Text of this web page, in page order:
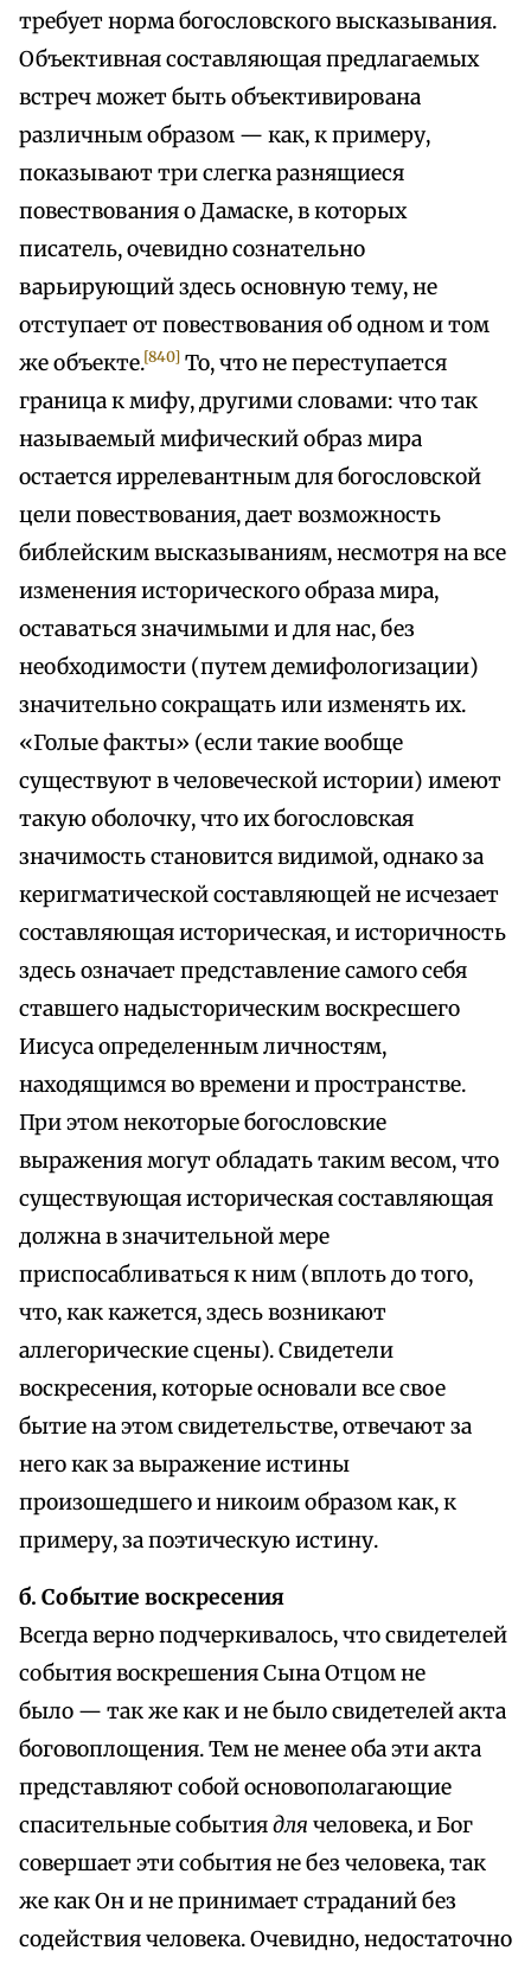
требует норма богословского высказывания.
Объективная составляющая предлагаемых
встреч может быть объективирована
различным образом — как, к примеру,
показывают три слегка разнящиеся
повествования о Дамаске, в которых
писатель, очевидно сознательно
варьирующий здесь основную тему, не
отступает от повествования об одном и том
же объекте.[840] То, что не переступается
граница к мифу, другими словами: что так
называемый мифический образ мира
остается иррелевантным для богословской
цели повествования, дает возможность
библейским высказываниям, несмотря на все
изменения исторического образа мира,
оставаться значимыми и для нас, без
необходимости (путем демифологизации)
значительно сокращать или изменять их.
«Голые факты» (если такие вообще
существуют в человеческой истории) имеют
такую оболочку, что их богословская
значимость становится видимой, однако за
керигматической составляющей не исчезает
составляющая историческая, и историчность
здесь означает представление самого себя
ставшего надысторическим воскресшего
Иисуса определенным личностям,
находящимся во времени и пространстве.
При этом некоторые богословские
выражения могут обладать таким весом, что
существующая историческая составляющая
должна в значительной мере
приспосабливаться к ним (вплоть до того,
что, как кажется, здесь возникают
аллегорические сцены). Свидетели
воскресения, которые основали все свое
бытие на этом свидетельстве, отвечают за
него как за выражение истины
произошедшего и никоим образом как, к
примеру, за поэтическую истину.
б. Событие воскресения
Всегда верно подчеркивалось, что свидетелей
события воскрешения Сына Отцом не
было — так же как и не было свидетелей акта
боговоплощения. Тем не менее оба эти акта
представляют собой основополагающие
спасительные событиядля человека, и Бог
совершает эти события не без человека, так
же как Он и не принимает страданий без
содействия человека. Очевидно, недостаточно